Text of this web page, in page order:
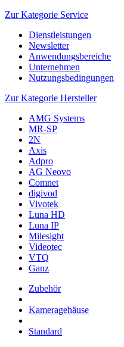
Zur Kategorie Service
Dienstleistungen
Newsletter
Anwendungsbereiche
Unternehmen
Nutzungsbedingungen
Zur Kategorie Hersteller
AMG Systems
MR-SP
2N
Axis
Adpro
AG Neovo
Comnet
digivod
Vivotek
Luna HD
Luna IP
Milesight
Videotec
VTQ
Ganz
Zubehör
Kameragehäuse
Standard